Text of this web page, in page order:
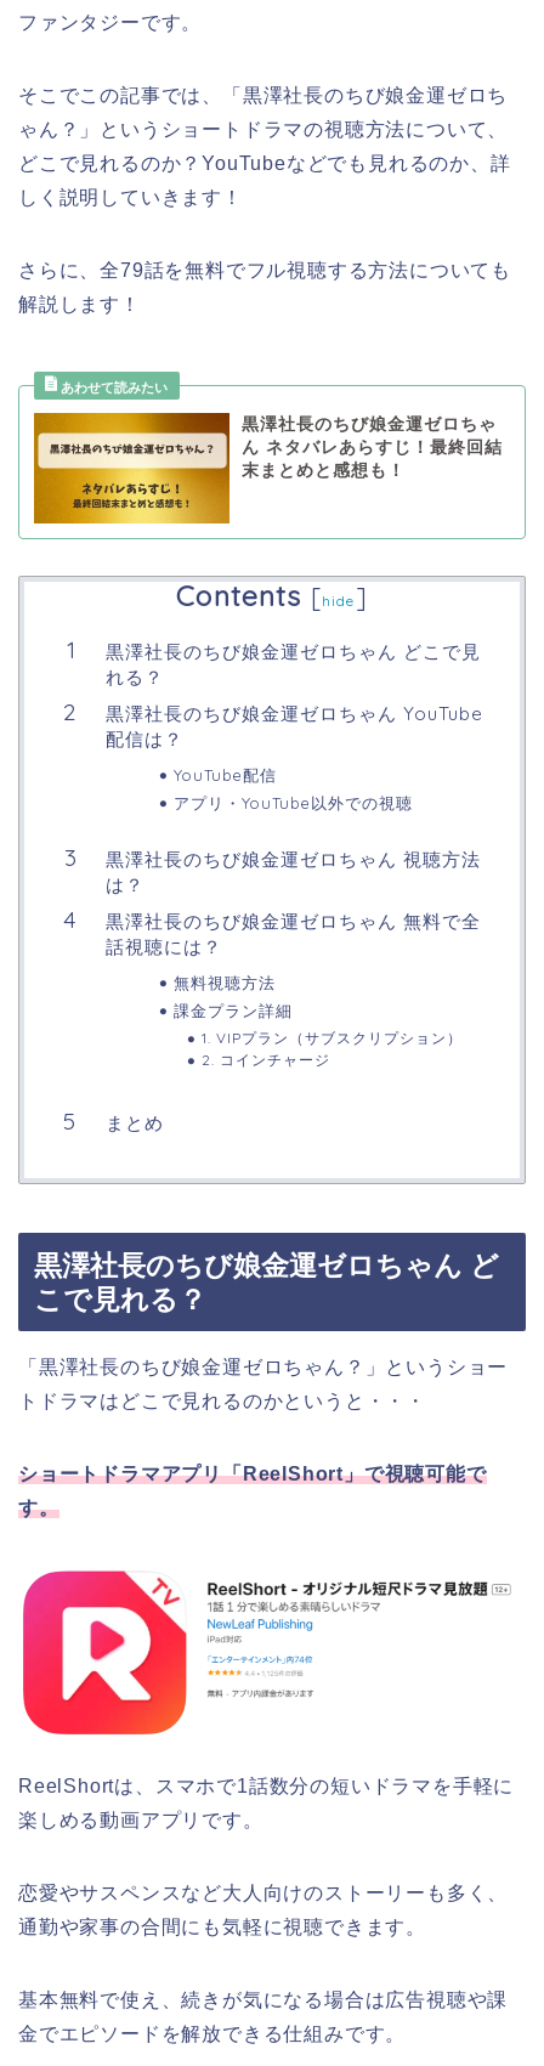
ファンタジーです。
そこでこの記事では、
「黒澤社長のちび娘金運ゼロち
ゃん？ 」
というショートドラマの視聴方法について、
どこで見れるのか？YouTubeなどでも見れるのか、詳
しく説明していきます！
さらに、全79話を無料でフル視聴する方法についても
解説します！
黒澤社長のちび娘金運ゼロちゃ
ん ネタバレあらすじ！最終回結
末まとめと感想も！
Contents [hide ]
黒澤社長のちび娘金運ゼロちゃん どこで見
れる？
黒澤社長のちび娘金運ゼロちゃん YouTube
配信は？
YouTube配信
アプリ・YouTube以外での視聴
黒澤社長のちび娘金運ゼロちゃん 視聴方法
は？
黒澤社長のちび娘金運ゼロちゃん 無料で全
話視聴には？
無料視聴方法
課金プラン詳細
1. VIPプラン（サブスクリプション）
2. コインチャージ
まとめ
黒澤社長のちび娘金運ゼロちゃん ど
こで見れる？
「黒澤社長のちび娘金運ゼロちゃん？ 」 というショー
トドラマはどこで見れるのかというと・・・
ショートドラマアプリ「ReelShort」で視聴可能で
す。
ReelShortは、スマホで1話数分の短いドラマを手軽に
楽しめる動画アプリです。
恋愛やサスペンスなど大人向けのストーリーも多く、
通勤や家事の合間にも気軽に視聴できます。
基本無料で使え、続きが気になる場合は広告視聴や課
金でエピソードを解放できる仕組みです。